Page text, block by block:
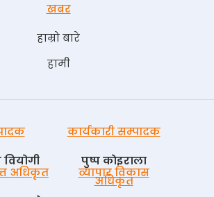
खबर
हाम्रो बारे
हामी
कार्यकारी सम्पादक
पुष्प काेइराला
अधिकृत
व्यापार विकास
अधिकृत